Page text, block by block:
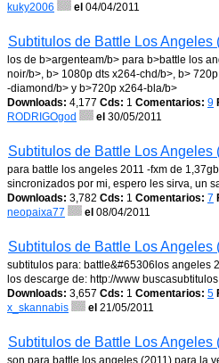
kuky2006
el 04/04/2011
Subtitulos de Battle Los Angeles
los de b>argenteam/b> para b>battle los
noir/b>, b> 1080p dts x264-chd/b>, b>
-diamond/b> y b>720p x264-bla/b>
Downloads: 4,177 Cds: 1 Comentarios: 9
RODRIGOgod
el 30/05/2011
Subtitulos de Battle Los Angeles
para battle los angeles 2011 -fxm de
sincronizados por mi, espero les sirva, un
Downloads: 3,782 Cds: 1 Comentarios: 7
neopaixa77
el 08/04/2011
Subtitulos de Battle Los Angeles
subtitulos para: battle&#65306los angeles
los descarge de: http://www
Downloads: 3,657 Cds: 1 Comentarios: 5
x_skannabis
el 21/05/2011
Subtitulos de Battle Los Angeles
son para battle los angeles (2011) para la